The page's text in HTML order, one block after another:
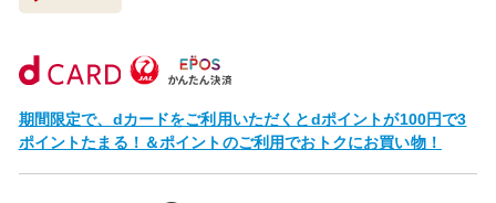
期間限定で、dカードをご利用いただくとdポイントが100円で3
ポイントたまる！＆ポイントのご利用でおトクにお買い物！